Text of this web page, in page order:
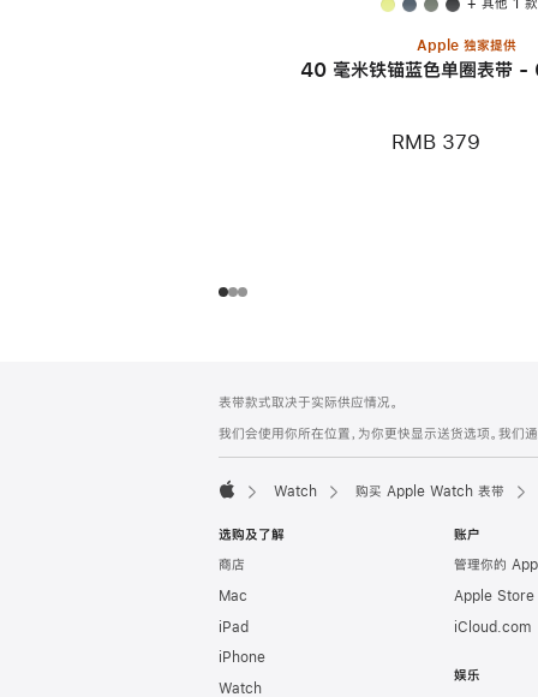
+ 其他 1 款
Apple 独家提供
40 毫米铁锚蓝色单圈表带 -
RMB 379
页
页
注
表带款式取决于实际供应情况。
我们会使用你所在位置，为你更快显示送货选项。我
Watch 购买 Apple Watch 表带
选购及了解
商店
Mac
iPad
iPhone
Watch
账户
管理你的
Apple Store
iCloud.com
娱乐